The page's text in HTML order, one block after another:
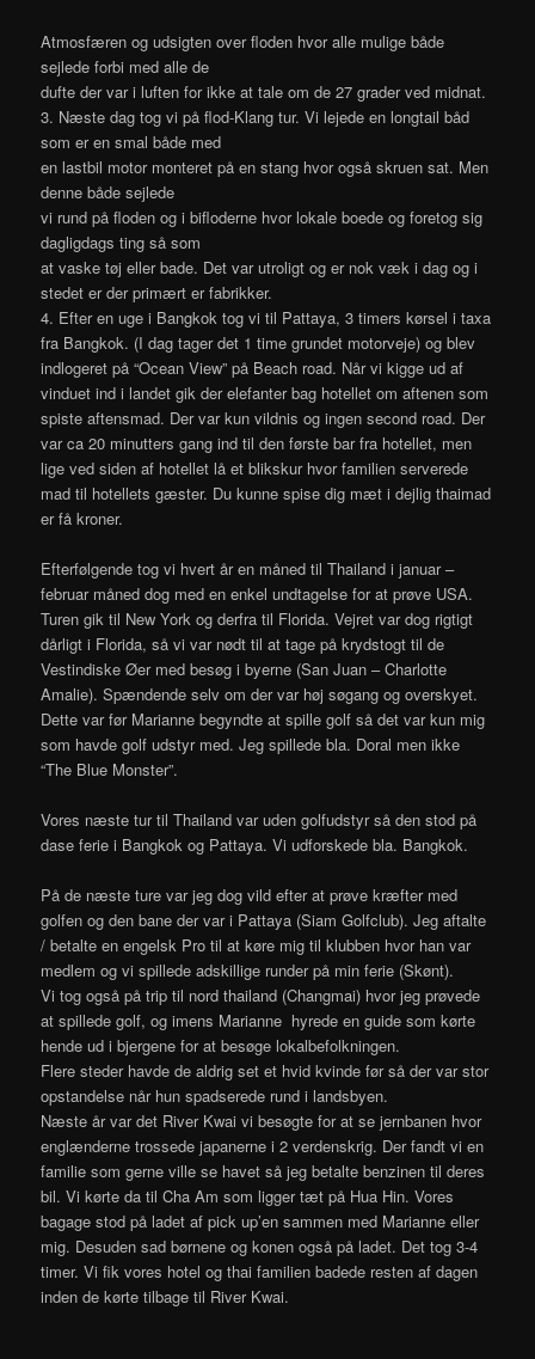
Atmosfæren og udsigten over floden hvor alle mulige både
sejlede forbi med alle de
dufte der var i luften for ikke at tale om de 27 grader ved midnat.
3. Næste dag tog vi på flod-Klang tur. Vi lejede en longtail båd
som er en smal både med
en lastbil motor monteret på en stang hvor også skruen sat. Men
denne både sejlede
vi rund på floden og i bifloderne hvor lokale boede og foretog sig
dagligdags ting så som
at vaske tøj eller bade. Det var utroligt og er nok væk i dag og i
stedet er der primært er fabrikker.
4. Efter en uge i Bangkok tog vi til Pattaya, 3 timers kørsel i taxa
fra Bangkok. (I dag tager det 1 time grundet motorveje) og blev
indlogeret på “Ocean View” på Beach road. Når vi kigge ud af
vinduet ind i landet gik der elefanter bag hotellet om aftenen som
spiste aftensmad. Der var kun vildnis og ingen second road. Der
var ca 20 minutters gang ind til den første bar fra hotellet, men
lige ved siden af hotellet lå et blikskur hvor familien serverede
mad til hotellets gæster. Du kunne spise dig mæt i dejlig thaimad
er få kroner.
Efterfølgende tog vi hvert år en måned til Thailand i januar –
februar måned dog med en enkel undtagelse for at prøve USA.
Turen gik til New York og derfra til Florida. Vejret var dog rigtigt
dårligt i Florida, så vi var nødt til at tage på krydstogt til de
Vestindiske Øer med besøg i byerne (San Juan – Charlotte
Amalie). Spændende selv om der var høj søgang og overskyet.
Dette var før Marianne begyndte at spille golf så det var kun mig
som havde golf udstyr med. Jeg spillede bla. Doral men ikke
“The Blue Monster”.
Vores næste tur til Thailand var uden golfudstyr så den stod på
dase ferie i Bangkok og Pattaya. Vi udforskede bla. Bangkok.
På de næste ture var jeg dog vild efter at prøve kræfter med
golfen og den bane der var i Pattaya (Siam Golfclub). Jeg aftalte
/ betalte en engelsk Pro til at køre mig til klubben hvor han var
medlem og vi spillede adskillige runder på min ferie (Skønt).
Vi tog også på trip til nord thailand (Changmai) hvor jeg prøvede
at spillede golf, og imens Marianne hyrede en guide som kørte
hende ud i bjergene for at besøge lokalbefolkningen.
Flere steder havde de aldrig set et hvid kvinde før så der var stor
opstandelse når hun spadserede rund i landsbyen.
Næste år var det River Kwai vi besøgte for at se jernbanen hvor
englænderne trossede japanerne i 2 verdenskrig. Der fandt vi en
familie som gerne ville se havet så jeg betalte benzinen til deres
bil. Vi kørte da til Cha Am som ligger tæt på Hua Hin. Vores
bagage stod på ladet af pick up’en sammen med Marianne eller
mig. Desuden sad børnene og konen også på ladet. Det tog 3-4
timer. Vi fik vores hotel og thai familien badede resten af dagen
inden de kørte tilbage til River Kwai.